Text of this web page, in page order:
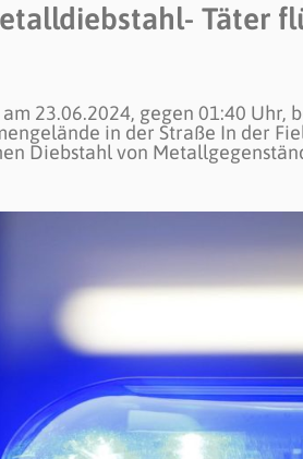
Täter
23.06.2024, gegen 01:40 Uhr,
in der Straße In der
Diebstahl von